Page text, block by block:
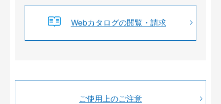
Webカタログの閲覧・請求
ご使用上のご注意